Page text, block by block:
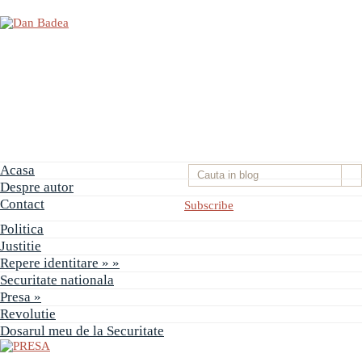
Subscribe
Acasa
Despre autor
Contact
Politica
Justitie
Repere identitare » »
Securitate nationala
Presa »
Revolutie
Dosarul meu de la Securitate
PRESA
Permise
pentru
vânătoarea
de
porci